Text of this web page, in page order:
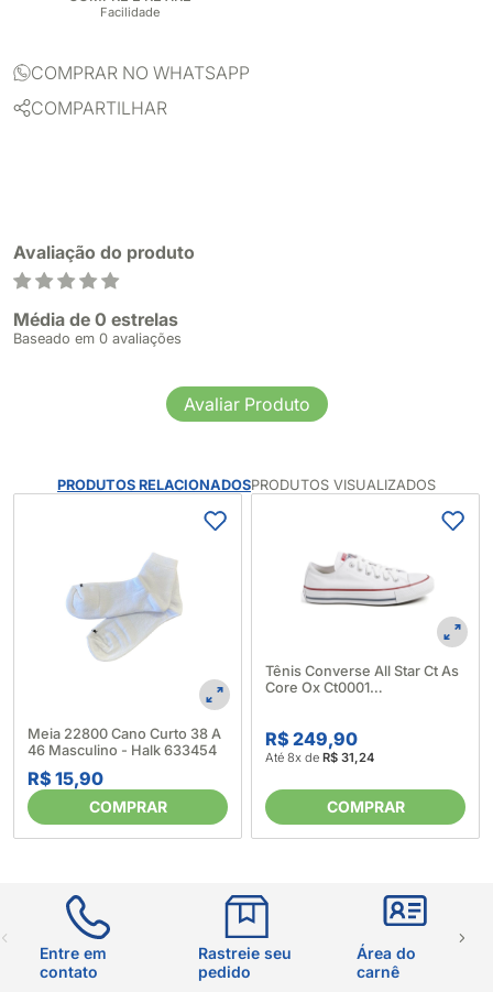
Facilidade
COMPRAR NO WHATSAPP
COMPARTILHAR
Avaliação do produto
Média de 0 estrelas
Baseado em 0 avaliações
Avaliar Produto
PRODUTOS RELACIONADOSPRODUTOS VISUALIZADOS
Meia 22800 Cano Curto 38 A
46 Masculino - Halk 633454
R$ 15,90
COMPRAR
Tênis Converse All Star Ct As
Core Ox Ct0001
R$ 249,90
Até 8x de R$ 31,24
COMPRAR
Entre em
contato
Rastreie seu
pedido
Área do
carnê